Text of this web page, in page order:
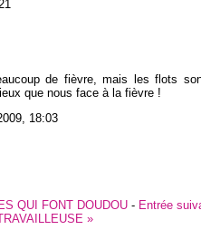
de fièvre, mais les flots
que nous face à la fièvre !
18:03
QUI FONT DOUDOU - Entrée
»